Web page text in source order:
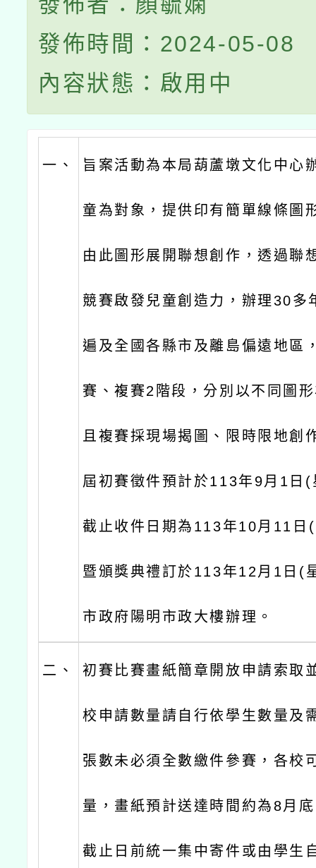
發佈時間：2024-05-08
內容狀態：啟用中
一、 旨案活動為本局葫蘆墩文化中心
童為對象，提供印有簡單線條圖
由此圖形展開聯想創作，透過聯
競賽啟發兒童創造力，辦理30多
遍及全國各縣市及離島偏遠地區
賽、複賽2階段，分別以不同圖
且複賽採現場揭圖、限時限地創
屆初賽徵件預計於113年9月1日
截止收件日期為113年10月11日
暨頒獎典禮訂於113年12月1日(
市政府陽明市政大樓辦理。
二、 初賽比賽畫紙簡章開放申請索取
校申請數量請自行依學生數量及
張數未必須全數繳件參賽，各校
量，畫紙預計送達時間約為8月
截止日前統一集中寄件或由學生